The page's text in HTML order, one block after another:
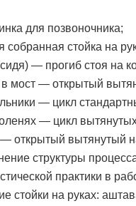
для позвоночника;
собранная стойка на
— прогиб стоя на
мост — открытый
— цикл
— цикл
открытый вытянутый
структуры
практики в
стойки на руках: